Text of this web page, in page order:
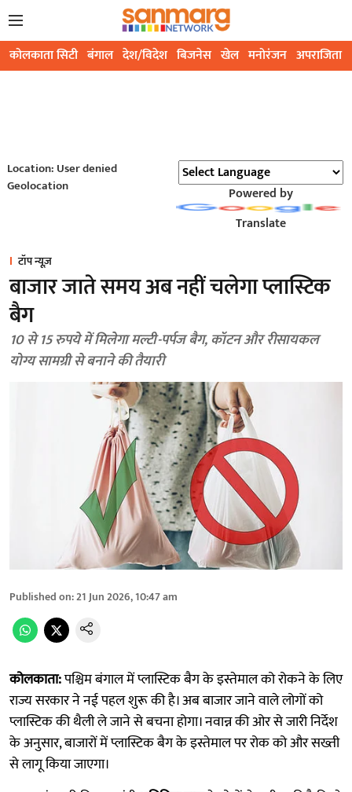
कोलकाता सिटी बंगाल देश/विदेश बिजनेस खेल मनोरंजन अपराजिता
Location: User denied
Geolocation
Powered by
Translate
टॉप न्यूज़
बाजार जाते समय अब नहीं चलेगा प्लास्टिक
बैग
10 से 15 रुपये में मिलेगा मल्टी-पर्पज बैग, कॉटन और रीसायकल
योग्य सामग्री से बनाने की तैयारी
Published on:21 Jun 2026, 10:47 am
कोलकाता:पश्चिम बंगाल में प्लास्टिक बैग के इस्तेमाल को रोकने के लिए
राज्य सरकार ने नई पहल शुरू की है। अब बाजार जाने वाले लोगों को
प्लास्टिक की थैली ले जाने से बचना होगा। नवान्न की ओर से जारी निर्देश
के अनुसार, बाजारों में प्लास्टिक बैग के इस्तेमाल पर रोक को और सख्ती
से लागू किया जाएगा।